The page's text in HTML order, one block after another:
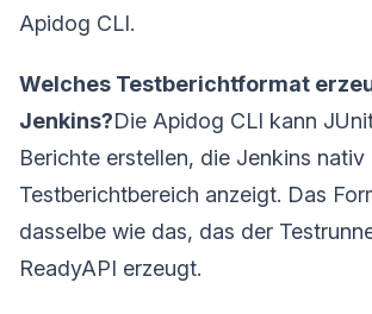
Apidog CLI.
Welches Testberichtformat
Jenkins?Die Apidog CLI kann
Berichte erstellen, die Jenkins nativ
Testberichtbereich anzeigt. Das
dasselbe wie das, das der
ReadyAPI erzeugt.